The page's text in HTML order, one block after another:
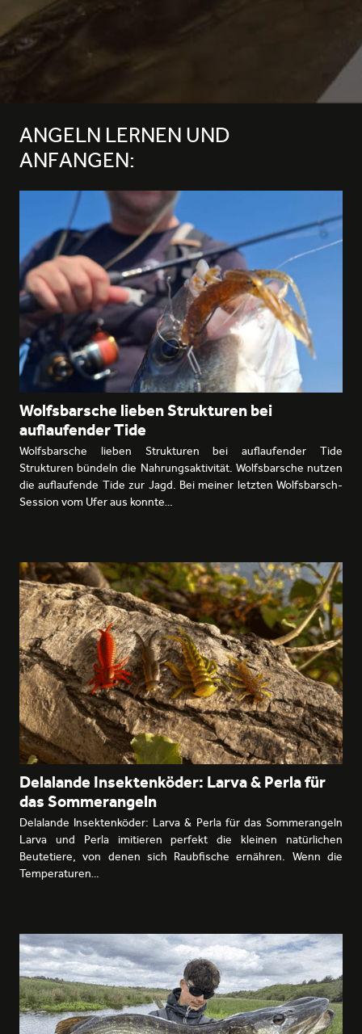
ANGELN LERNEN UND
ANFANGEN:
Wolfsbarsche lieben Strukturen bei
auflaufender Tide
Wolfsbarsche lieben Strukturen bei auflaufender Tide
Strukturen bündeln die Nahrungsaktivität. Wolfsbarsche nutzen
die auflaufende Tide zur Jagd. Bei meiner letzten Wolfsbarsch-
Session vom Ufer aus konnte…
Delalande Insektenköder: Larva & Perla für
das Sommerangeln
Delalande Insektenköder: Larva & Perla für das Sommerangeln
Larva und Perla imitieren perfekt die kleinen natürlichen
Beutetiere, von denen sich Raubfische ernähren. Wenn die
Temperaturen…